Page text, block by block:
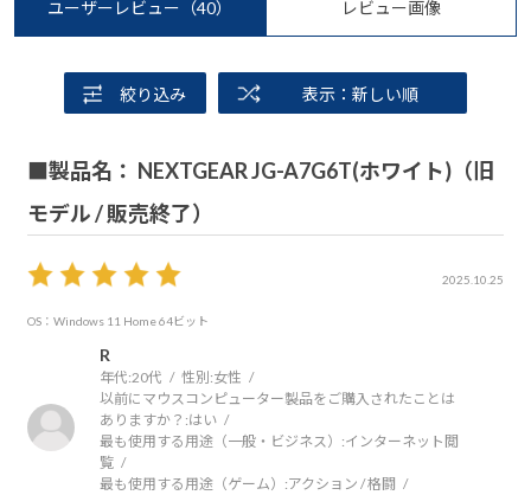
ユーザーレビュー （40） レビュー画像
絞り込み 表示：新しい順
■製品名： NEXTGEAR JG-A7G6T(ホワイト)（旧
モデル / 販売終了）
2025.10.25
OS：Windows 11 Home 64ビット
R
年代:20代 性別:女性
以前にマウスコンピューター製品をご購入されたことは
ありますか？:はい
最も使用する用途（一般・ビジネス）:インターネット閲
覧
最も使用する用途（ゲーム）:アクション / 格闘